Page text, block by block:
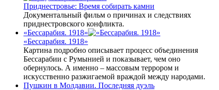
Приднестровье: Время собирать камни
Документальный фильм о причинах и следствиях
приднестровского конфликта.
«Бессарабия. 1918»
«Бессарабия. 1918»
Картина подробно описывает процесс объединения
Бессарабии с Румынией и показывает, чем оно
обернулось. А именно – массовым террором и
искусственно разжигаемой враждой между народами.
Пушкин в Молдавии. Последняя дуэль